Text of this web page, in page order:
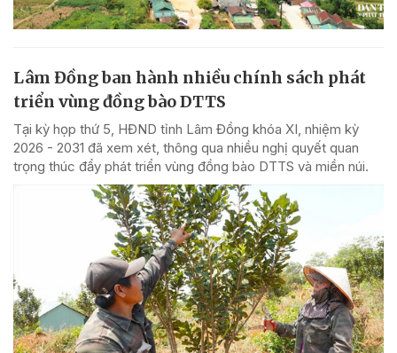
Lâm Đồng ban hành nhiều chính sách phát
triển vùng đồng bào DTTS
Tại kỳ họp thứ 5, HĐND tỉnh Lâm Đồng khóa XI, nhiệm kỳ
2026 - 2031 đã xem xét, thông qua nhiều nghị quyết quan
trọng thúc đẩy phát triển vùng đồng bào DTTS và miền núi.